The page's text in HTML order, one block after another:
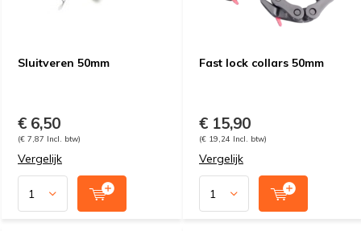
Sluitveren 50mm
€ 6,50
(€ 7,87 Incl. btw)
Vergelijk
Fast lock collars 50mm
€ 15,90
(€ 19,24 Incl. btw)
Vergelijk